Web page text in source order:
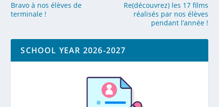
Bravo à nos élèves de
terminale !
Re(découvrez) les 17 films
réalisés par nos élèves
pendant l’année !
SCHOOL YEAR 2026-2027